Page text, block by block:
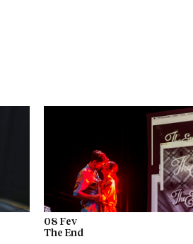
08 Fev
The End